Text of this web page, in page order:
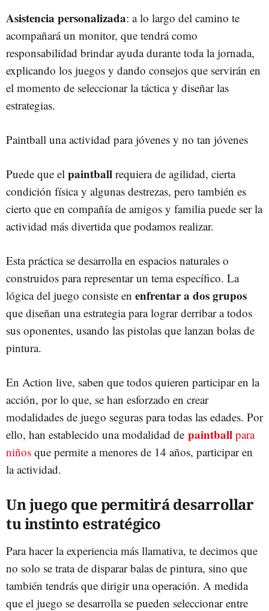
Asistencia personalizada: a lo largo del camino te
acompañará un monitor, que tendrá como
responsabilidad brindar ayuda durante toda la jornada,
explicando los juegos y dando consejos que servirán en
el momento de seleccionar la táctica y diseñar las
estrategias.
Paintball una actividad para jóvenes y no tan jóvenes
Puede que el paintball requiera de agilidad, cierta
condición física y algunas destrezas, pero también es
cierto que en compañía de amigos y familia puede ser la
actividad más divertida que podamos realizar.
Esta práctica se desarrolla en espacios naturales o
construidos para representar un tema específico. La
lógica del juego consiste en enfrentar a dos grupos
que diseñan una estrategia para lograr derribar a todos
sus oponentes, usando las pistolas que lanzan bolas de
pintura.
En Action live, saben que todos quieren participar en la
acción, por lo que, se han esforzado en crear
modalidades de juego seguras para todas las edades. Por
ello, han establecido una modalidad de paintball para
niños que permite a menores de 14 años, participar en
la actividad.
Un juego que permitirá desarrollar
tu instinto estratégico
Para hacer la experiencia más llamativa, te decimos que
no solo se trata de disparar balas de pintura, sino que
también tendrás que dirigir una operación. A medida
que el juego se desarrolla se pueden seleccionar entre